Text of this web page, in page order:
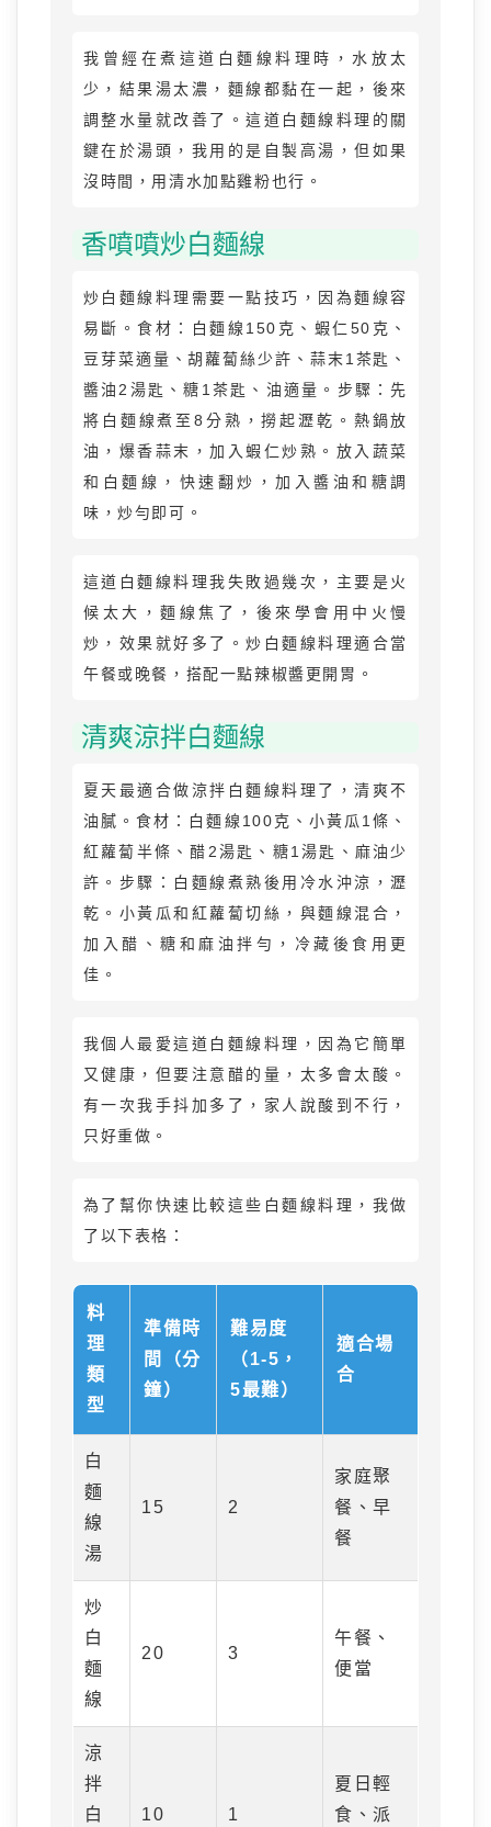
我曾經在煮這道白麵線料理時，水放太
少，結果湯太濃，麵線都黏在一起，後來
調整水量就改善了。這道白麵線料理的關
鍵在於湯頭，我用的是自製高湯，但如果
沒時間，用清水加點雞粉也行。
香噴噴炒白麵線
炒白麵線料理需要一點技巧，因為麵線容
易斷。食材：白麵線150克、蝦仁50克、
豆芽菜適量、胡蘿蔔絲少許、蒜末1茶匙、
醬油2湯匙、糖1茶匙、油適量。步驟：先
將白麵線煮至8分熟，撈起瀝乾。熱鍋放
油，爆香蒜末，加入蝦仁炒熟。放入蔬菜
和白麵線，快速翻炒，加入醬油和糖調
味，炒勻即可。
這道白麵線料理我失敗過幾次，主要是火
候太大，麵線焦了，後來學會用中火慢
炒，效果就好多了。炒白麵線料理適合當
午餐或晚餐，搭配一點辣椒醬更開胃。
清爽涼拌白麵線
夏天最適合做涼拌白麵線料理了，清爽不
油膩。食材：白麵線100克、小黃瓜1條、
紅蘿蔔半條、醋2湯匙、糖1湯匙、麻油少
許。步驟：白麵線煮熟後用冷水沖涼，瀝
乾。小黃瓜和紅蘿蔔切絲，與麵線混合，
加入醋、糖和麻油拌勻，冷藏後食用更
佳。
我個人最愛這道白麵線料理，因為它簡單
又健康，但要注意醋的量，太多會太酸。
有一次我手抖加多了，家人說酸到不行，
只好重做。
為了幫你快速比較這些白麵線料理，我做
了以下表格：
料
理
類
型
準備時
間（分
鐘）
難易度
（1-5，
5最難）
適合場
合
白
麵
線
湯
15 2
家庭聚
餐、早
餐
炒
白
麵
線
20 3
午餐、
便當
涼
拌
白
10 1
夏日輕
食、派